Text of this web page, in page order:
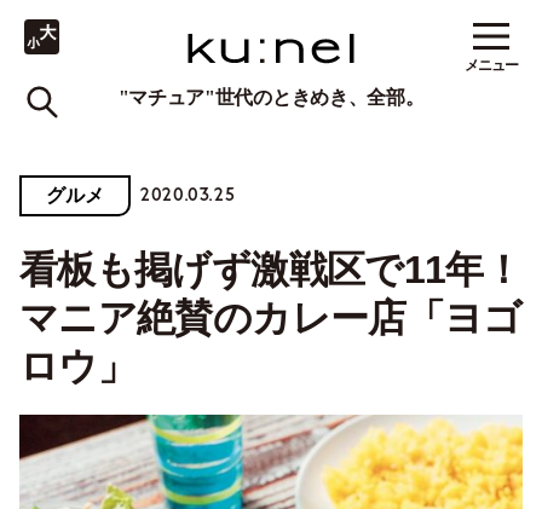
"マチュア"世代のときめき、全部。
メニュー
グルメ 2020.03.25
看板も掲げず激戦区で11年！
マニア絶賛のカレー店「ヨゴ
ロウ」